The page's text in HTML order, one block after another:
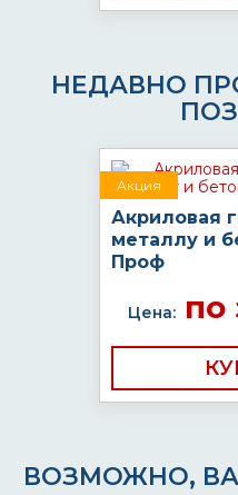
НЕДАВНО
Акция
Акриловая
металлу и
Проф
Цена:по
ВОЗМОЖНО,